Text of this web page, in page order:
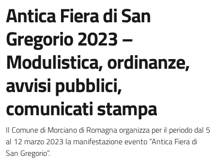
Antica Fiera di San
Gregorio 2023 –
Modulistica, ordinanze,
avvisi pubblici,
comunicati stampa
Dettagli della notizia
Il Comune di Morciano di Romagna organizza per il periodo dal 5
al 12 marzo 2023 la manifestazione evento “Antica Fiera di
San Gregorio”.